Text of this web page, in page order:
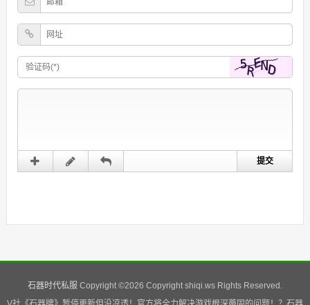
石器时代私服 Copyright ©2026 Copyright shiqi.ws Rights Reserved.